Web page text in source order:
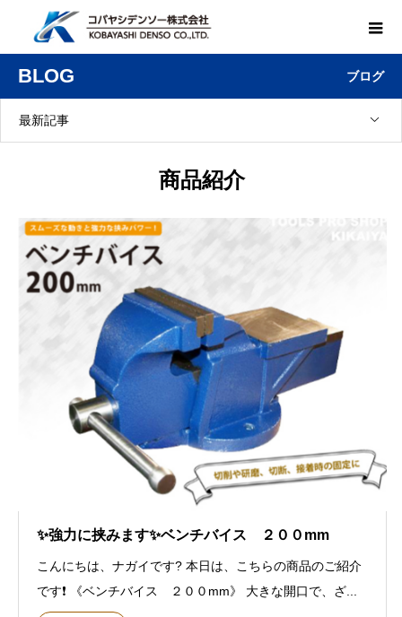
BLOG ブログ
最新記事
商品紹介
✨強力に挟みます✨ベンチバイス ２００mm
こんにちは、ナガイです? 本日は、こちらの商品のご紹介
です❗️ 《ベンチバイス ２００mm》 大きな開口で、ざ...